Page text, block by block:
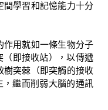
間學習和記憶能力十分
作用就如一條生物分子
即接收站），以傳遞
樹突棘（即突觸的接收
繼而削弱大腦的通訊